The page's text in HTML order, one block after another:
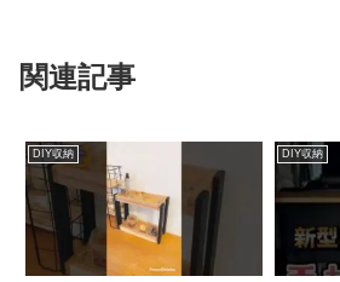
関連記事
DIY収納 DIY収納